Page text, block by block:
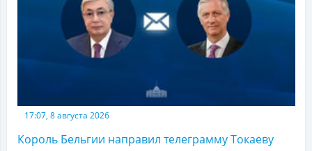
17:07, 8 августа 2026
Король Бельгии направил телеграмму Токаеву